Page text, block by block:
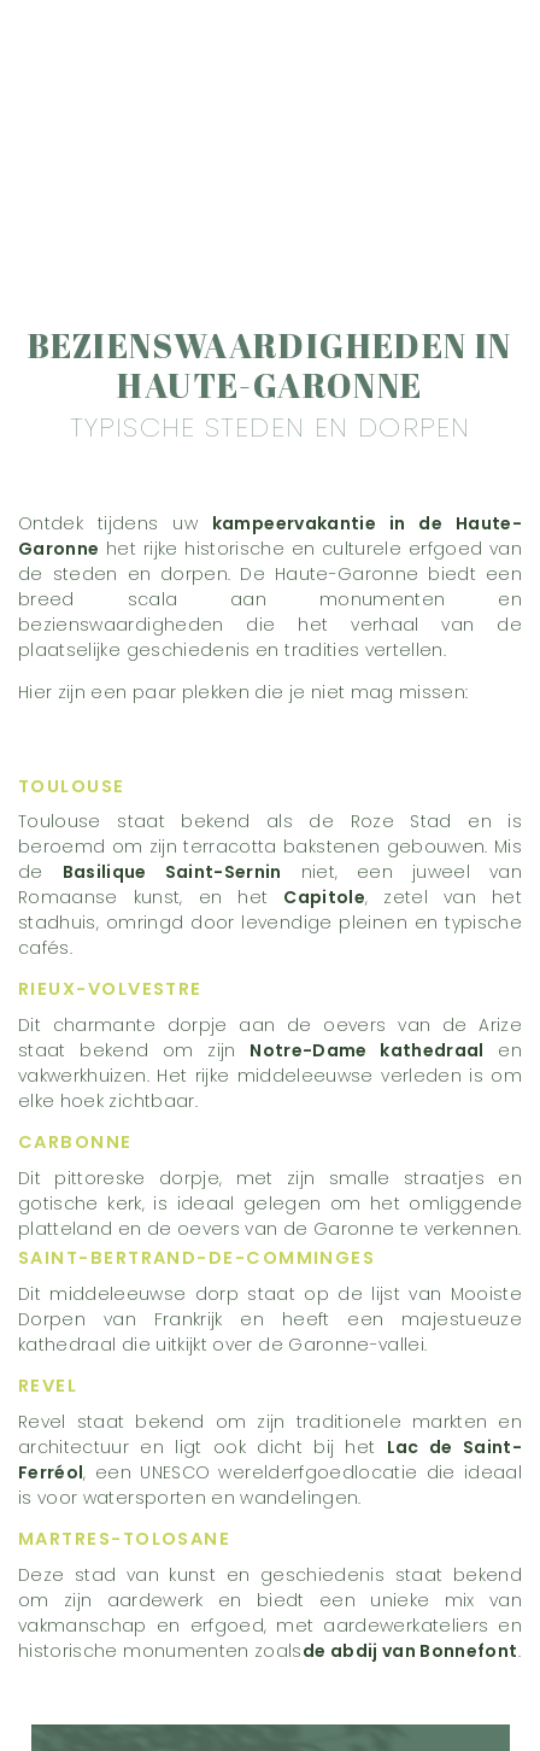
BEZIENSWAARDIGHEDEN IN
HAUTE-GARONNE
TYPISCHE STEDEN EN DORPEN
Ontdek tijdens uw kampeervakantie in de Haute-
Garonne het rijke historische en culturele erfgoed van
de steden en dorpen. De Haute-Garonne biedt een
breed scala aan monumenten en
bezienswaardigheden die het verhaal van de
plaatselijke geschiedenis en tradities vertellen.
Hier zijn een paar plekken die je niet mag missen:
TOULOUSE
Toulouse staat bekend als de Roze Stad en is
beroemd om zijn terracotta bakstenen gebouwen. Mis
de Basilique Saint-Sernin niet, een juweel van
Romaanse kunst, en het Capitole, zetel van het
stadhuis, omringd door levendige pleinen en typische
cafés.
RIEUX-VOLVESTRE
Dit charmante dorpje aan de oevers van de Arize
staat bekend om zijn Notre-Dame kathedraal en
vakwerkhuizen. Het rijke middeleeuwse verleden is om
elke hoek zichtbaar.
CARBONNE
Dit pittoreske dorpje, met zijn smalle straatjes en
gotische kerk, is ideaal gelegen om het omliggende
platteland en de oevers van de Garonne te verkennen.
SAINT-BERTRAND-DE-COMMINGES
Dit middeleeuwse dorp staat op de lijst van Mooiste
Dorpen van Frankrijk en heeft een majestueuze
kathedraal die uitkijkt over de Garonne-vallei.
REVEL
Revel staat bekend om zijn traditionele markten en
architectuur en ligt ook dicht bij het Lac de Saint-
Ferréol, een UNESCO werelderfgoedlocatie die ideaal
is voor watersporten en wandelingen.
MARTRES-TOLOSANE
Deze stad van kunst en geschiedenis staat bekend
om zijn aardewerk en biedt een unieke mix van
vakmanschap en erfgoed, met aardewerkateliers en
historische monumenten zoalsde abdij van Bonnefont.